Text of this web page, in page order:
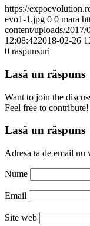
https://
evo1-1.jpg 0 0 mara
content/uploads/
12:08:422018-02-26
0 raspunsuri
Lasă un răspuns
Want to join the
Feel free to contribute!
Lasă un răspuns
Adresa ta de email nu
Nume
Email
Site web